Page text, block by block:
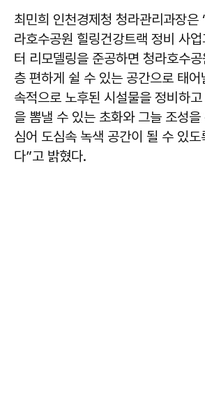
최민희 인천경제청 청라관리과장은
라호수공원 힐링건강트랙 정비 사업
터 리모델링을 준공하면 청라호수
층 편하게 쉴 수 있는 공간으로 태어
속적으로 노후된 시설물을 정비하
을 뽐낼 수 있는 초화와 그늘 조성
심어 도심속 녹색 공간이 될 수 있
다”고 밝혔다.